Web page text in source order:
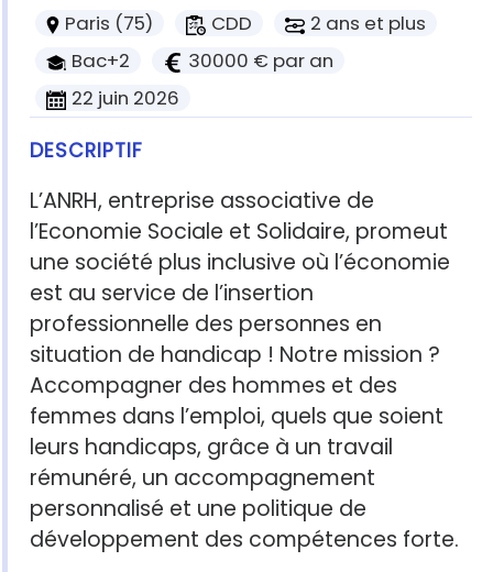
DESCRIPTIF
L’ANRH, entreprise associative de
l’Economie Sociale et Solidaire, promeut
une société plus inclusive où l’économie
est au service de l’insertion
professionnelle des personnes en
situation de handicap ! Notre mission ?
Accompagner des hommes et des
femmes dans l’emploi, quels que soient
leurs handicaps, grâce à un travail
rémunéré, un accompagnement
personnalisé et une politique de
développement des compétences forte.
Paris (75) CDD
2 ans et plus
Bac+2
30000 € par an
22 juin 2026